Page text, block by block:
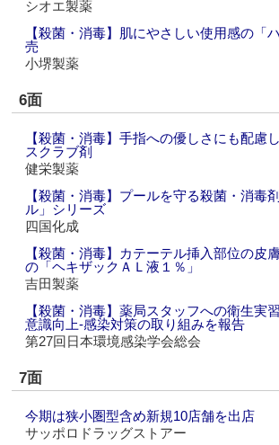
シオエ製薬
【殺菌・消毒】肌にやさしい使用感の「
売
小堺製薬
6面
【殺菌・消毒】手指への優しさにも配慮
スクラブ剤
健栄製薬
【殺菌・消毒】プールを守る殺菌・消毒
ル」シリーズ
四国化成
【殺菌・消毒】カテーテル挿入部位の皮
の「ヘキザックＡＬ液１％」
吉田製薬
【殺菌・消毒】薬局スタッフへの衛生実
意識向上‐感染対策の取り組みを報告
第27回日本環境感染学会総会
7面
今期は狭小圏型含め新規10店舗を出店
サッポロドラッグストアー